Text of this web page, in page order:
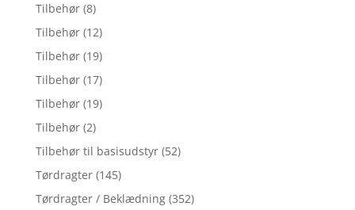
Tilbehør (8)
Tilbehør (12)
Tilbehør (19)
Tilbehør (17)
Tilbehør (19)
Tilbehør (2)
Tilbehør til basisudstyr (52)
Tørdragter (145)
Tørdragter / Beklædning (352)